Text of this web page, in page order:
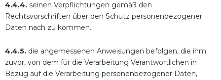
4.4.4. seinen Verpflichtungen gemäß den
Rechtsvorschriften über den Schutz personenbezogener
Daten nach zu kommen.
4.4.5. die angemessenen Anweisungen befolgen, die ihm
zuvor, von dem für die Verarbeitung Verantwortlichen in
Bezug auf die Verarbeitung personenbezogener Daten,